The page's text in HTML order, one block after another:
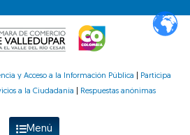
y Acceso a la Información Pública
Participa
a la Ciudadanía
Respuestas anónimas
Menú